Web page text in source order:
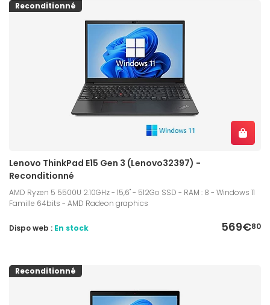
Reconditionné
Lenovo ThinkPad E15 Gen 3 (Lenovo32397) -
Reconditionné
AMD Ryzen 5 5500U 2.10GHz - 15,6" - 512Go SSD - RAM : 8 - Windows 11
Famille 64bits - AMD Radeon graphics
569€80
Dispo web : En stock
Reconditionné